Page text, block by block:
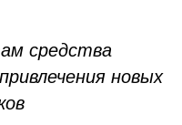
средства
новых